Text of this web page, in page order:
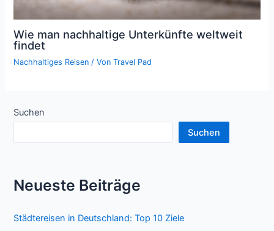
Wie man nachhaltige Unterkünfte weltweit
findet
Nachhaltiges Reisen / VonTravel Pad
Suchen
Suchen
Neueste Beiträge
Städtereisen in Deutschland: Top 10 Ziele